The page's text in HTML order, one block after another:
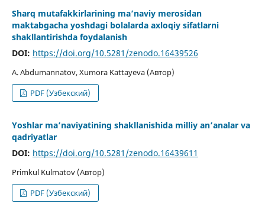
Sharq mutafakkirlarining ma’naviy merosidan
maktabgacha yoshdagi bolalarda axloqiy sifatlarni
shakllantirishda foydalanish
DOI: https://doi.org/10.5281/zenodo.16439526
A. Abdumannatov, Xumora Kattayeva (Автор)
PDF (Узбекский)
Yoshlar ma’naviyatining shakllanishida milliy an’analar va
qadriyatlar
DOI: https://doi.org/10.5281/zenodo.16439611
Primkul Kulmatov (Автор)
PDF (Узбекский)